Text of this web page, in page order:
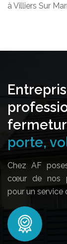
à Villiers Sur
porte,
Chez AF
cœur de nos
pour un service